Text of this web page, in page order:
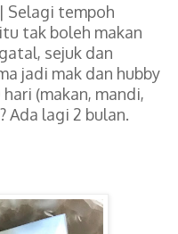
Selagi tempoh
tak boleh makan
sejuk dan
jadi mak dan hubby
(makan, mandi,
Ada lagi 2 bulan.